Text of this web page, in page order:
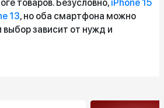
товаров. Безусловно, iPhone 15
13, но оба смартфона можно
выбор зависит от нужд и